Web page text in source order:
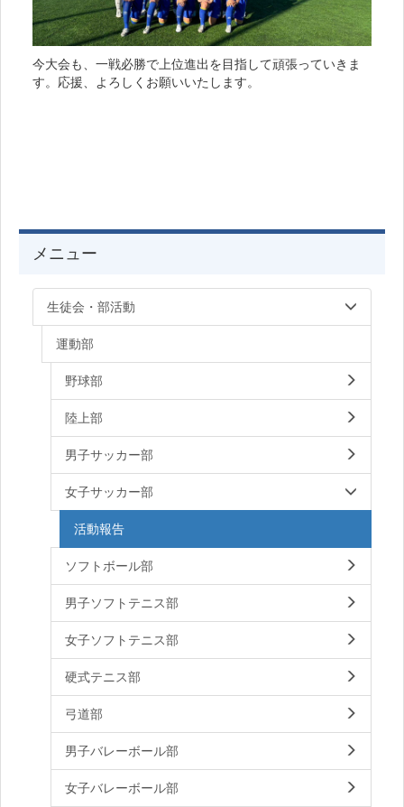
今大会も、一戦必勝で上位進出を目指して頑張っていきま
す。応援、よろしくお願いいたします。
メニュー
生徒会・部活動
運動部
野球部
陸上部
男子サッカー部
女子サッカー部
活動報告
ソフトボール部
男子ソフトテニス部
女子ソフトテニス部
硬式テニス部
弓道部
男子バレーボール部
女子バレーボール部